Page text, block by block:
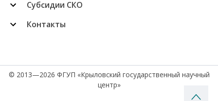
Субсидии СКО
Контакты
© 2013—2026 ФГУП «Крыловский государственный научный
центр»